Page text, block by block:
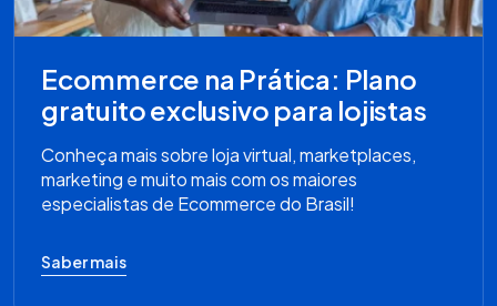
Ecommerce na Prática: Plano
gratuito exclusivo para lojistas
Conheça mais sobre loja virtual, marketplaces,
marketing e muito mais com os maiores
especialistas de Ecommerce do Brasil!
Saber mais